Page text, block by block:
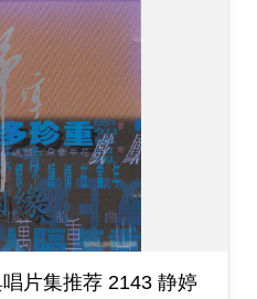
片集推荐 2143 静婷